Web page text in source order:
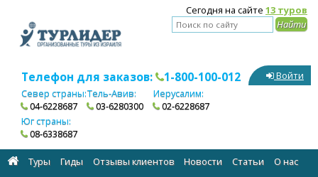
Сегодня на сайте 13 туров
Телефон для заказов: 1-800-100-012
Север страны:
04-6228687
Тель-Авив:
03-6280300
Иерусалим:
02-6228687
Юг страны:
08-6338687
Войти
Туры Гиды Отзывы клиентов Новости Статьи
О нас